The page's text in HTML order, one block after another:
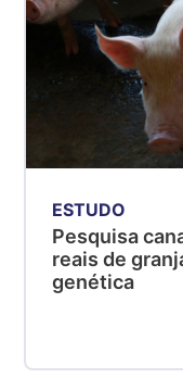
ESTUDO
Pesquisa
reais de
genética